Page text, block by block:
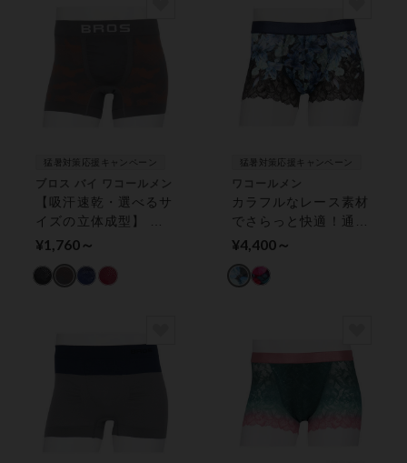
猛暑対策応援キャンペーン
ブロス バイ ワコールメン
【吸汗速乾・選べるサ
イズの立体成型】 ボ
クサーパンツ（前閉
¥1,760～
猛暑対策応援キャンペーン
ワコールメン
カラフルなレース素材
でさらっと快適！通気
性がよく、ムレを軽
ー】 ボクサーパンツ
¥4,400～